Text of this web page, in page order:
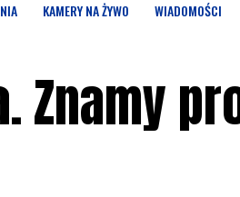
KAMERY NA ŻYWO WIADOMOŚCI
Znamy